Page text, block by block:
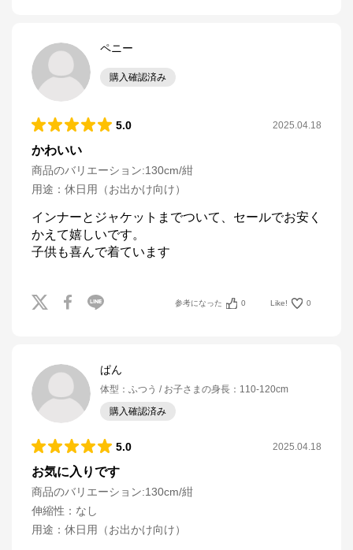
ペニー
購入確認済み
5.0 2025.04.18
かわいい
商品のバリエーション:130cm/紺
用途 ： 休日用（お出かけ向け）
インナーとジャケットまでついて、セールでお安く
かえて嬉しいです。
子供も喜んで着ています
参考になった 0 Like! 0
ぱん
体型 ： ふつう お子さまの身長 ： 110-120cm
購入確認済み
5.0 2025.04.18
お気に入りです
商品のバリエーション:130cm/紺
伸縮性 ： なし
用途 ： 休日用（お出かけ向け）